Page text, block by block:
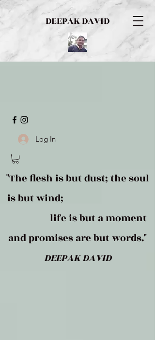
DEEPAK DAVID
Log In
"The flesh is but dust; the soul
is but wind;
life is but a moment
and promises are but words."
DEEPAK DAVID